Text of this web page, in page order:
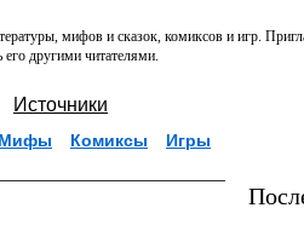
мифов и сказок, комиксов и игр.
его другими читателями.
Источники
Мифы Комиксы Игры